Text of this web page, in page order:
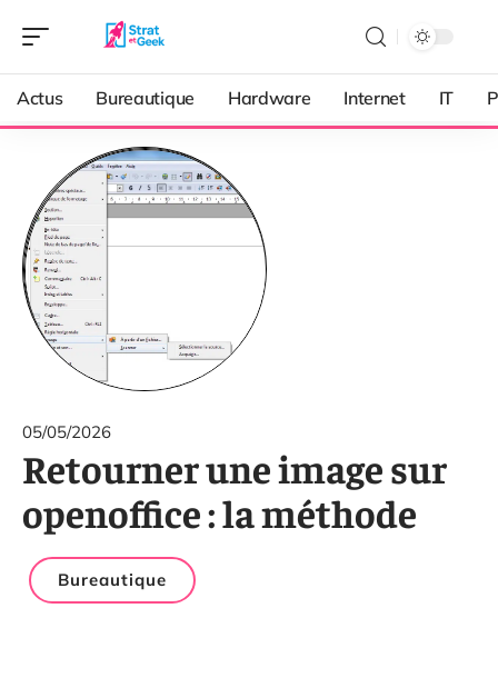
Actus Bureautique Hardware Internet IT
05/05/2026
Retourner une image sur
openoffice : la méthode
Bureautique